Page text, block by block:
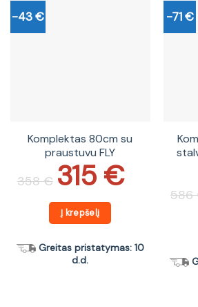
-43 €
Komplektas 80cm su
praustuvu FLY
358€
price
was: 315 €
price
is:
Į krepšelį
Greitas pristatymas: 10
d.d.
-71 €
586
price
was:
price
is: